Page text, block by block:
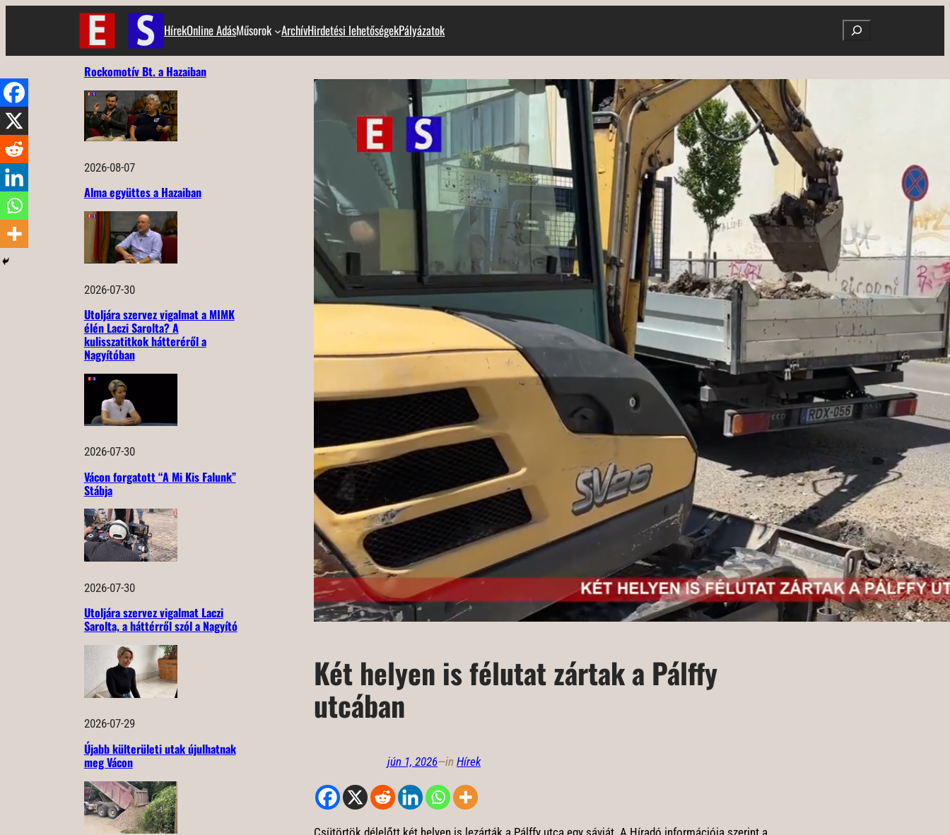
HírekOnline AdásMűsorok ArchívHirdetési lehetőségekPályázatok Search
Rockomotív Bt. a Hazaiban
2026-08-07
Alma együttes a Hazaiban
2026-07-30
Utoljára szervez vigalmat a MIMK
élén Laczi Sarolta? A
kulisszatitkok hátteréről a
Nagyítóban
2026-07-30
Vácon forgatott “A Mi Kis Falunk”
Stábja
2026-07-30
Utoljára szervez vigalmat Laczi
Sarolta, a háttérről szól a Nagyító
2026-07-29
Újabb külterületi utak újulhatnak
meg Vácon
Két helyen is félutat zártak a Pálffy
utcában
jún 1, 2026—in Hírek
Csütörtök délelőtt két helyen is lezárták a Pálffy utca egy sávját. A Híradó információja szerint a